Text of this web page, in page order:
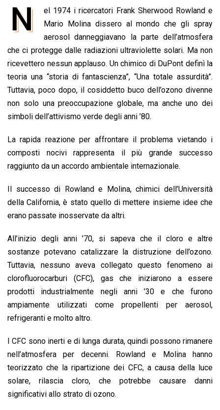
e
o
o
k
a
t
s
A
p
p
n
k
e
d
I
n
r
e
a
d
s
a
i
l
p
L
i
n
k
i
n
t
N
el 1974 i ricercatori Frank Sherwood Rowland e
Mario Molina dissero al mondo che gli spray
aerosol danneggiavano la parte dell’atmosfera
che ci protegge dalle radiazioni ultraviolette solari. Ma non
ricevettero nessun applauso. Un chimico di DuPont definì la
teoria una “storia di fantascienza”, “Una totale assurdità”.
Tuttavia, poco dopo, il cosiddetto buco dell’ozono divenne
non solo una preoccupazione globale, ma anche uno dei
simboli dell’attivismo verde degli anni ’80.
La rapida reazione per affrontare il problema vietando i
composti nocivi rappresenta il più grande successo
raggiunto da un accordo ambientale internazionale.
Il successo di Rowland e Molina, chimici dell’Università
della California, è stato quello di mettere insieme idee che
erano passate inosservate da altri.
All’inizio degli anni ’70, si sapeva che il cloro e altre
sostanze potevano catalizzare la distruzione dell’ozono.
Tuttavia, nessuno aveva collegato questo fenomeno ai
clorofluorocarburi (CFC), gas che iniziarono a essere
prodotti industrialmente negli anni ’30 e che furono
ampiamente utilizzati come propellenti per aerosol,
refrigeranti e molto altro.
I CFC sono inerti e di lunga durata, quindi possono rimanere
nell’atmosfera per decenni. Rowland e Molina hanno
teorizzato che la ripartizione dei CFC, a causa della luce
solare, rilascia cloro, che potrebbe causare danni
significativi allo strato di ozono.